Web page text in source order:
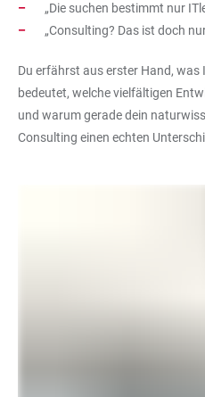
„Die suchen bestimmt nur
„Consulting? Das ist doch
Du erfährst aus erster Hand, was
bedeutet, welche vielfältigen
und warum gerade dein
Consulting einen echten